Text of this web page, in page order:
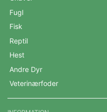
Fugl
Fisk
Reptil
Hest
Andre Dyr
Veterinærfoder